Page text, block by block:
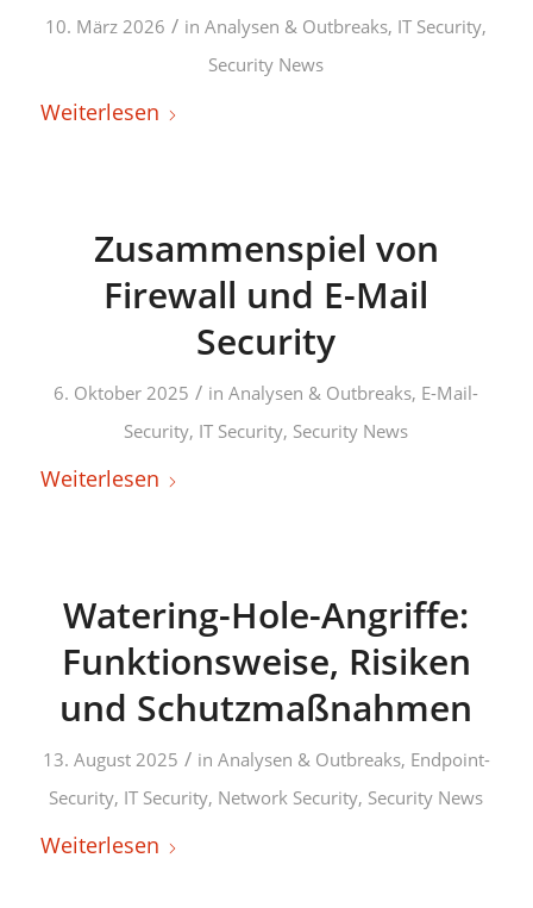
10. März 2026 / inAnalysen & Outbreaks, IT Security,
Security News
Weiterlesen
Zusammenspiel von
Firewall und E-Mail
Security
6. Oktober 2025 / inAnalysen & Outbreaks, E-Mail-
Security, IT Security, Security News
Weiterlesen
Watering-Hole-Angriffe:
Funktionsweise, Risiken
und Schutzmaßnahmen
13. August 2025 / in Analysen & Outbreaks, Endpoint-
Security, IT Security, Network Security, Security News
Weiterlesen